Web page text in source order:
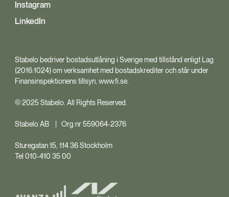
Instagram
LinkedIn
Stabelo bedriver bostadsutlåning i Sverige med tillstånd enligt Lag
(2016:1024) om verksamhet med bostadskrediter och står under
Finansinspektionens tillsyn, www.fi.se.
© 2025 Stabelo. All Rights Reserved.
Stabelo AB | Org nr 559064-2376
Sturegatan 15, 114 36 Stockholm
Tel 010-410 35 00